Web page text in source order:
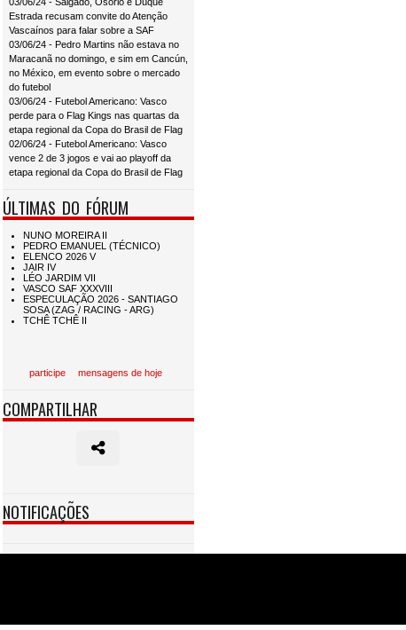
03/06/24 - Salgado, Osório e Duque
Estrada recusam convite do Atenção
Vascaínos para falar sobre a SAF
03/06/24 - Pedro Martins não estava no
Maracanã no domingo, e sim em Cancún,
no México, em evento sobre o mercado
do futebol
03/06/24 - Futebol Americano: Vasco
perde para o Flag Kings nas quartas da
etapa regional da Copa do Brasil de Flag
02/06/24 - Futebol Americano: Vasco
vence 2 de 3 jogos e vai ao playoff da
etapa regional da Copa do Brasil de Flag
ÚLTIMAS DO FÓRUM
participe mensagens de hoje
COMPARTILHAR
NOTIFICAÇÕES